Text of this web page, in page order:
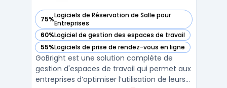
75%Logiciels de Réservation de Salle pour
Entreprises
— voir GoBright dans cette catégorie
60%Logiciel de gestion des espaces de travail
— voir GoBright dans cette catégorie
55%Logiciels de prise de rendez-vous en ligne
— voir GoBright dans cette catégorie
GoBright est une solution complète de
gestion d'espaces de travail qui permet aux
entreprises d’optimiser l’utilisation de leurs